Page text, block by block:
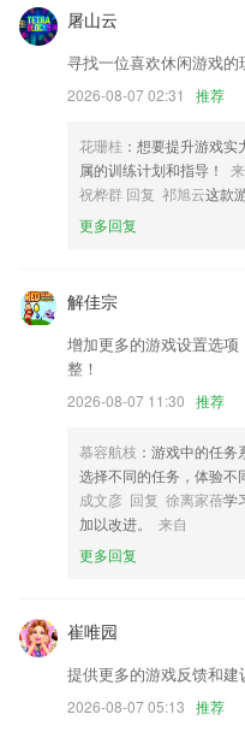
优化了页面刷新功能
修复了几个已知问题
天气小组件新增多个精确到小
新增多种拼图模板
取消订单新增原因选择；
联系我们
化修改。
屠山云
寻找一位喜欢休闲游戏的
2026-08-07 02:31 推荐
花珊桂 ：想要提升游戏
属的训练计划和指导！
祝桦群 回复 祁旭云这款
更多回复
解佳宗
增加更多的游戏设置选
整！
2026-08-07 11:30 推荐
慕容航枝 ：游戏中的任
选择不同的任务，体验不
成文彦 回复 徐离家蓓学
加以改进。
来自
更多回复
崔唯园
提供更多的游戏反馈和
2026-08-07 05:13 推荐